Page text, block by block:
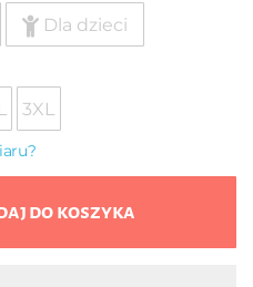
Dla dzieci
3XL
do koszyka